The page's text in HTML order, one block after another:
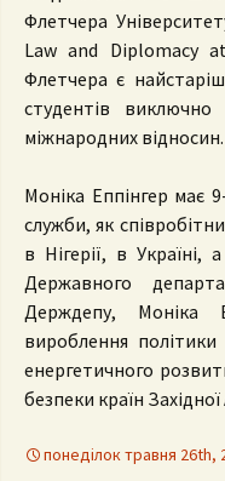
Флетчера
Law and Diplomacy
Флетчера є
студентів
міжнародних відносин.
Моніка Еппінгер має
служби, як
в Нігерії, в
Державного
Держдепу, Моніка
вироблення
енергетичного
безпеки країн
понеділок травня 26th,